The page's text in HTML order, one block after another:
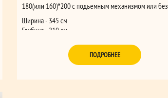
180(или 160)*200 с подъемным механизмом или без
Ширина - 345 см
Глубина - 219 см
ПОДРОБНЕЕ